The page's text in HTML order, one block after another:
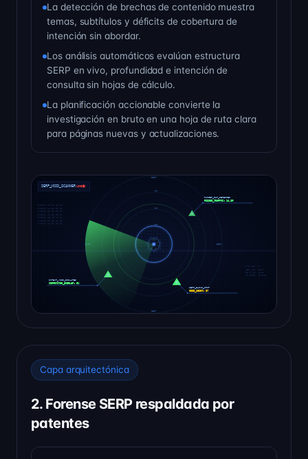
La detección de brechas de contenido muestra
temas, subtítulos y déficits de cobertura de
intención sin abordar.
Los análisis automáticos evalúan estructura
SERP en vivo, profundidad e intención de
consulta sin hojas de cálculo.
La planificación accionable convierte la
investigación en bruto en una hoja de ruta clara
para páginas nuevas y actualizaciones.
Capa arquitectónica
2. Forense SERP respaldada por
patentes